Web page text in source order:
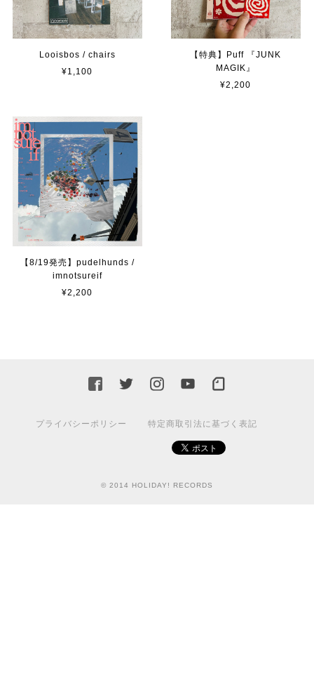
Looisbos / chairs
¥1,100
【特典】Puff 『JUNK
MAGIK』
¥2,200
【8/19発売】pudelhunds /
imnotsureif
¥2,200
プライバシーポリシー 特定商取引法に基づく表記
© 2014 HOLIDAY! RECORDS